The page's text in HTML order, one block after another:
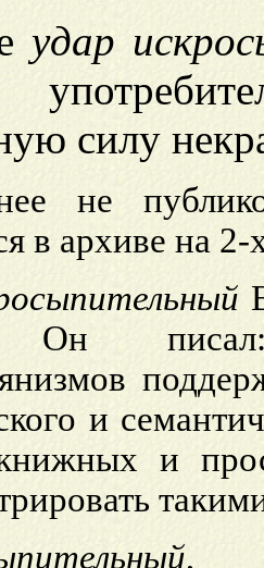
удар
силу
не
в архиве на 2-
Он писал:
и
и
,